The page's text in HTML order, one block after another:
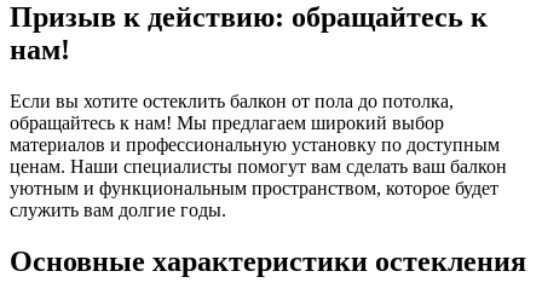
Призыв к действию: обращайтесь к
нам!
Если вы хотите остеклить балкон от пола до потолка,
обращайтесь к нам! Мы предлагаем широкий выбор
материалов и профессиональную установку по доступным
ценам. Наши специалисты помогут вам сделать ваш балкон
уютным и функциональным пространством, которое будет
служить вам долгие годы.
Основные характеристики остекления